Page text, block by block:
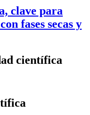
clave para
fases secas y
científica